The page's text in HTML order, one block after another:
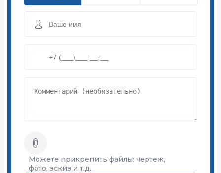
Можете прикрепить файлы: чертеж,
фото, эскиз и т.д.